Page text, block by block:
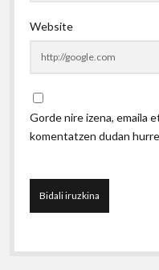
Website
Gorde nire izena, emaila
komentatzen dudan